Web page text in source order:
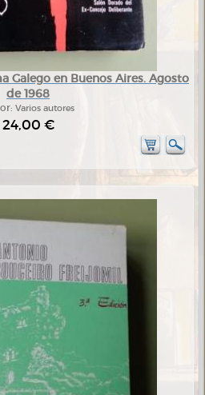
Galego en Buenos Aires. Agosto
de 1968
Varios autores
24,00 €